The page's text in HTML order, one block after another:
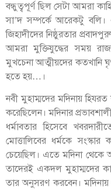
বন্ধুত্বপূর্ণ ছিল সেটা আমরা
সা’দ সম্পর্কে আরেকটু
জিহাদীদের নিষ্ঠুরতার
আমরা মুক্তিযুদ্ধের সময়
মুখচেনা আত্মীয়দের কতখানি
হতে হয়…।
নবী মুহাম্মদের মদিনায়
করেছিলেন। মদিনার
ধর্মাবতার হিসেবে
মোত্তালিবের ধর্মকে
চেয়েছিল। এতে মদিনা থেকে
তাদেরই একদল মুহাম্মদের
তার অনুসরণ করবেন। মদিনায়